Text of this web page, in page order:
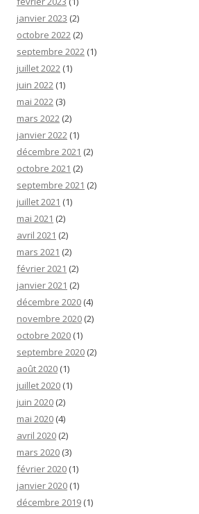
janvier 2023 (2)
octobre 2022 (2)
septembre 2022 (1)
juillet 2022 (1)
juin 2022 (1)
mai 2022 (3)
mars 2022 (2)
janvier 2022 (1)
décembre 2021 (2)
octobre 2021 (2)
septembre 2021 (2)
juillet 2021 (1)
mai 2021 (2)
avril 2021 (2)
mars 2021 (2)
février 2021 (2)
janvier 2021 (2)
décembre 2020 (4)
novembre 2020 (2)
octobre 2020 (1)
septembre 2020 (2)
août 2020 (1)
juillet 2020 (1)
juin 2020 (2)
mai 2020 (4)
avril 2020 (2)
mars 2020 (3)
février 2020 (1)
janvier 2020 (1)
décembre 2019 (1)